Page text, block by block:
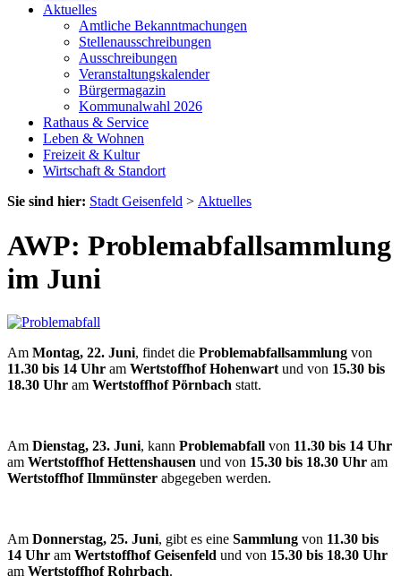
Aktuelles
Amtliche Bekanntmachungen
Stellenausschreibungen
Ausschreibungen
Veranstaltungskalender
Bürgermagazin
Kommunalwahl 2026
Rathaus & Service
Leben & Wohnen
Freizeit & Kultur
Wirtschaft & Standort
Sie sind hier: Stadt Geisenfeld > Aktuelles
AWP: Problemabfallsammlung
im Juni
Am Montag, 22. Juni, findet die Problemabfallsammlung von
11.30 bis 14 Uhr am Wertstoffhof Hohenwart und von 15.30 bis
18.30 Uhr am Wertstoffhof Pörnbach statt.
Am Dienstag, 23. Juni, kann Problemabfall von 11.30 bis 14 Uhr
am Wertstoffhof Hettenshausen und von 15.30 bis 18.30 Uhr am
Wertstoffhof Ilmmünster abgegeben werden.
Am Donnerstag, 25. Juni, gibt es eine Sammlung von 11.30 bis
14 Uhr am Wertstoffhof Geisenfeld und von 15.30 bis 18.30 Uhr
am Wertstoffhof Rohrbach.